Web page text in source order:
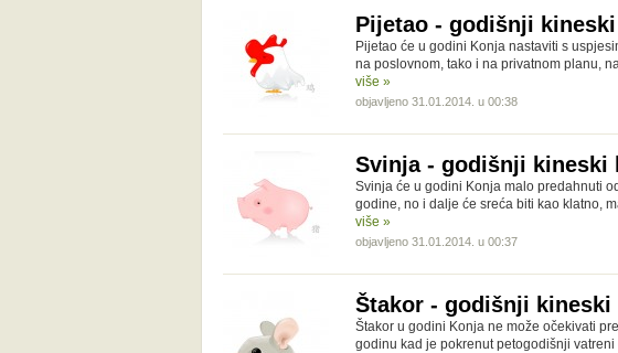
Pijetao - godišnji
Pijetao će u godini Konja nastaviti s
na poslovnom, tako i na privatnom planu,
više »
objavljeno 31.01.2014. u 00:38
Svinja - godišnji kineski
Svinja će u godini Konja malo predahnuti
godine, no i dalje će sreća biti kao klatno,
više »
objavljeno 31.01.2014. u 00:37
Štakor - godišnji kineski
Štakor u godini Konja ne može očekivati
godinu kad je pokrenut petogodišnji